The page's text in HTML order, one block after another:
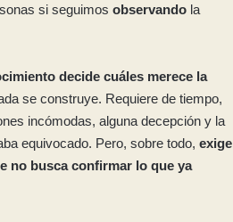
si seguimos observando la
decide cuáles merece la
se construye. Requiere de tiempo,
incómodas, alguna decepción y la
equivocado. Pero, sobre todo, exige
no busca confirmar lo que ya